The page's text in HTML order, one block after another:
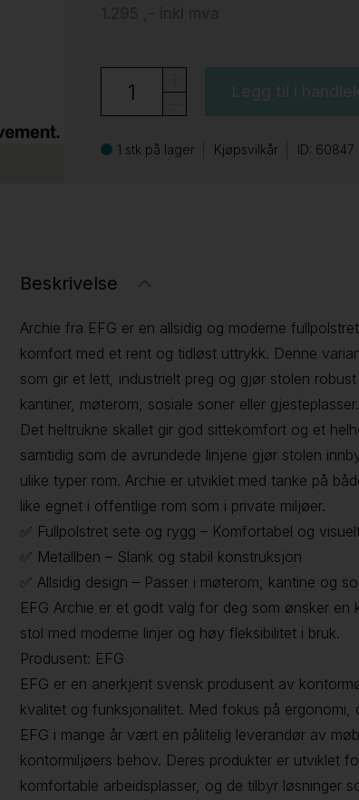
Legg til i
1 stk på lager Kjøpsvilkår ID: 60847
Beskrivelse
Archie fra EFG er en allsidig og moderne
komfort med et rent og tidløst uttrykk. Denne
som gir et lett, industrielt preg og gjør stolen
kantiner, møterom, sosiale soner eller gjesteplasser.
Det heltrukne skallet gir god sittekomfort og et
samtidig som de avrundede linjene gjør stolen
ulike typer rom. Archie er utviklet med tanke på
like egnet i offentlige rom som i private miljøer.
✅ Fullpolstret sete og rygg – Komfortabel og
✅ Metallben – Slank og stabil konstruksjon
✅ Allsidig design – Passer i møterom, kantine og
EFG Archie er et godt valg for deg som ønsker en
stol med moderne linjer og høy fleksibilitet i bruk.
Produsent: EFG
EFG er en anerkjent svensk produsent av
kvalitet og funksjonalitet. Med fokus på
EFG i mange år vært en pålitelig leverandør av
kontormiljøers behov. Deres produkter er utviklet
komfortable arbeidsplasser, og de tilbyr løsninger